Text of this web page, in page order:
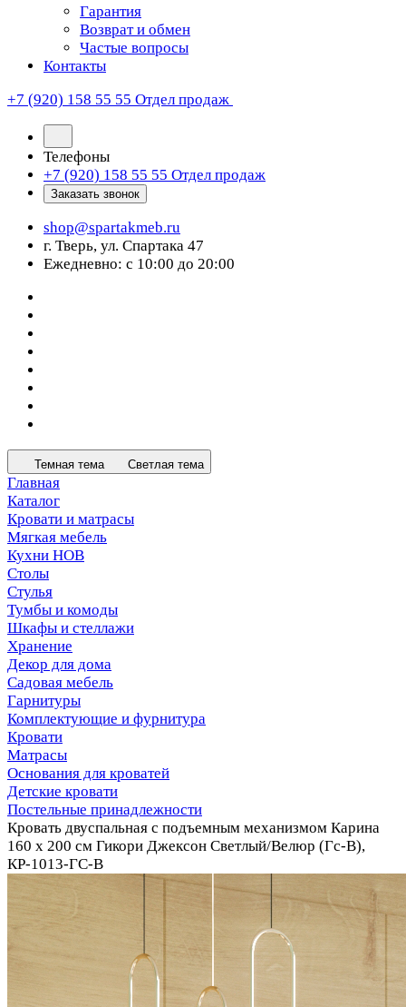
Гарантия
Возврат и обмен
Частые вопросы
Контакты
+7 (920) 158 55 55 Отдел продаж
Телефоны
+7 (920) 158 55 55 Отдел продаж
Заказать звонок
shop@spartakmeb.ru
г. Тверь, ул. Спартака 47
Ежедневно: с 10:00 до 20:00
Темная тема Светлая тема
Главная
Каталог
Кровати и матрасы
Мягкая мебель
Кухни НОВ
Столы
Стулья
Тумбы и комоды
Шкафы и стеллажи
Хранение
Декор для дома
Садовая мебель
Гарнитуры
Комплектующие и фурнитура
Кровати
Матрасы
Основания для кроватей
Детские кровати
Постельные принадлежности
Кровать двуспальная с подъемным механизмом Карина
160 х 200 см Гикори Джексон Светлый/Велюр (Гс-В),
КР-1013-ГС-В